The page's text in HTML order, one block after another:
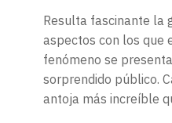
Resulta fascinante la
aspectos con los que
fenómeno se
sorprendido público.
antoja más increíble